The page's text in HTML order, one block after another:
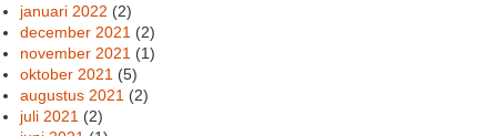
januari 2022 (2)
december 2021 (2)
november 2021 (1)
oktober 2021 (5)
augustus 2021 (2)
juli 2021 (2)